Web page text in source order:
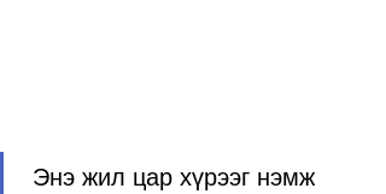
Энэ жил цар хүрээг нэмж